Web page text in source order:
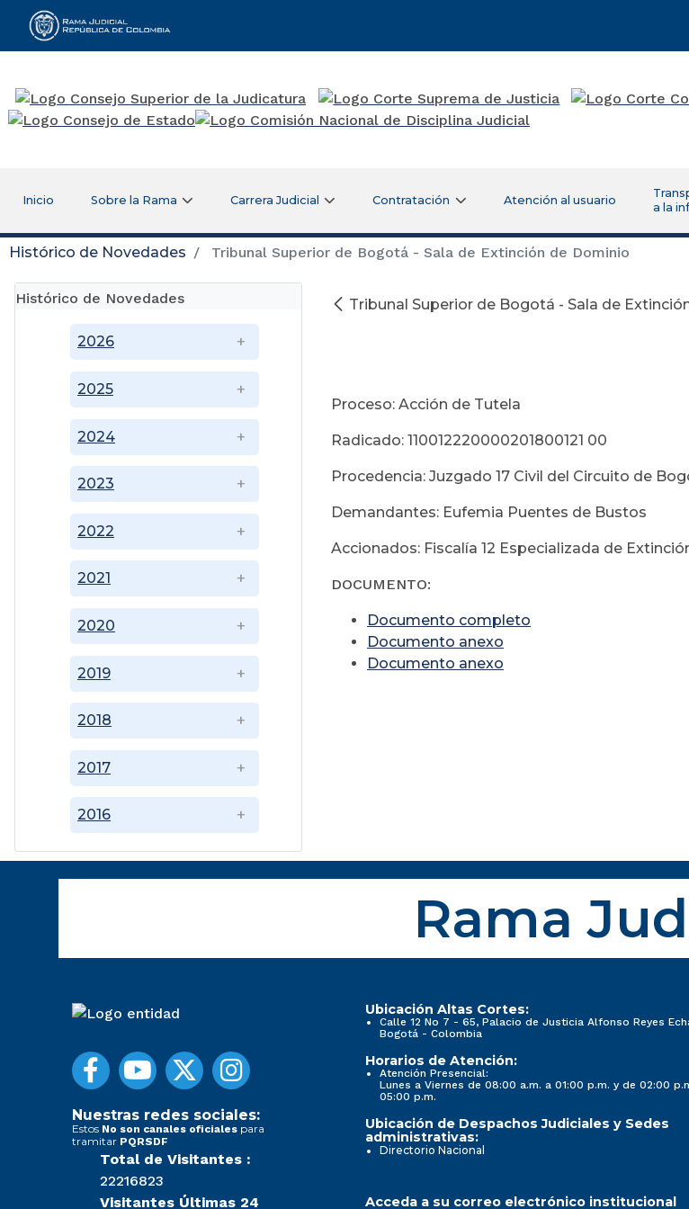
Rama Judicial
Inicio Sobre la Rama Carrera Judicial Contratación Atención al usuario
a la
Histórico de Novedades Tribunal Superior de Bogotá - Sala de Extinción de Dominio
Histórico de Novedades
2016
2017
2018
2019
2020
2021
2022
2023
2024
2025
2026
Tribunal Superior de Bogotá - Sala de
Proceso: Acción de Tutela
Radicado: 110012220000201800121 00
Procedencia: Juzgado 17 Civil del Circuito de
Demandantes: Eufemia Puentes de Bustos
Accionados: Fiscalía 12 Especializada de
DOCUMENTO:
Documento completo
Documento anexo
Documento anexo
Rama
Nuestras redes sociales:
Estos No son canales oficiales para
tramitar PQRSDF
Total de Visitantes :
22216823
Visitantes Últimas 24
Ubicación Altas Cortes:
Calle 12 No 7 - 65, Palacio de Justicia Alfonso Reyes
Bogotá - Colombia
Horarios de Atención:
Atención Presencial:
Lunes a Viernes de 08:00 a.m. a 01:00 p.m. y de 02:00
05:00 p.m.
Ubicación de Despachos Judiciales y Sedes
administrativas:
Directorio Nacional
Acceda a su correo electrónico institucional